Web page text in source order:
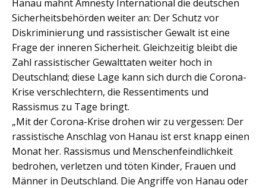
Hanau mahnt Amnesty International die deutschen
Sicherheitsbehörden weiter an: Der Schutz vor
Diskriminierung und rassistischer Gewalt ist eine
Frage der inneren Sicherheit. Gleichzeitig bleibt die
Zahl rassistischer Gewalttaten weiter hoch in
Deutschland; diese Lage kann sich durch die Corona-
Krise verschlechtern, die Ressentiments und
Rassismus zu Tage bringt. ­ ­
­„Mit der Corona-Krise drohen wir zu vergessen: Der
rassistische Anschlag von Hanau ist erst knapp einen
Monat her. Rassismus und Menschenfeindlichkeit
bedrohen, verletzen und töten Kinder, Frauen und
Männer in Deutschland. Die Angriffe von Hanau oder